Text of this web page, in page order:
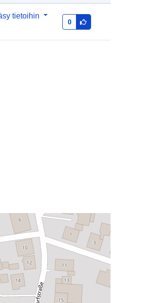
tietoihin
0
data.europa.eu: 02 August
[ [ 9.6829577,